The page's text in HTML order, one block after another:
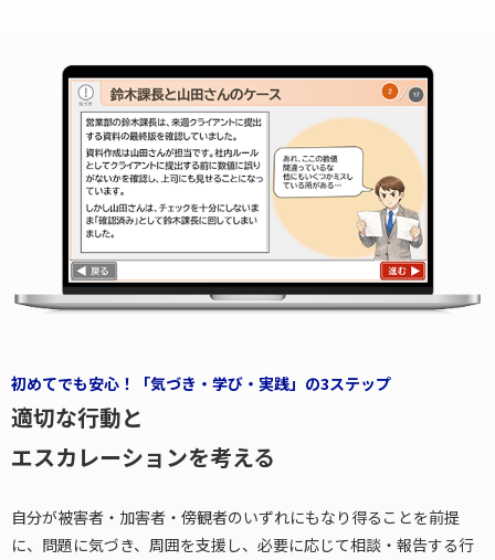
初めてでも安心！「気づき・学び・実践」の3ステップ
適切な行動と
エスカレーションを考える
自分が被害者・加害者・傍観者のいずれにもなり得ることを前提
に、問題に気づき、周囲を支援し、必要に応じて相談・報告する行